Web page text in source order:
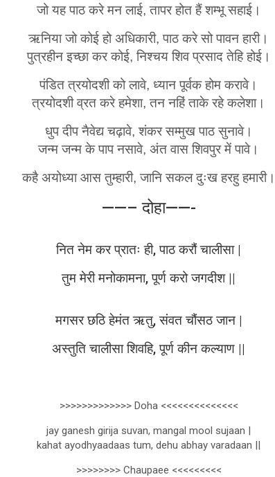
जो यह पाठ करे मन लाई, तापर होत हैं शम्भू सहाई।
ऋनिया जो कोई हो अधिकारी, पाठ करे सो पावन हारी।
पुत्रहीन इच्छा कर कोई, निश्चय शिव प्रसाद तेहि होई।
पंडित त्रयोदशी को लावे, ध्यान पूर्वक होम करावे।
त्रयोदशी व्रत करे हमेशा, तन नहिं ताके रहे कलेशा।
धुप दीप नैवेद्य चढ़ावे, शंकर सम्मुख पाठ सुनावे।
जन्म जन्म के पाप नसावे, अंत वास शिवपुर में पावे।
कहै अयोध्या आस तुम्हारी, जानि सकल दुःख हरहु हमारी।
——– दोहा——-
नित नेम कर प्रातः ही, पाठ करौं चालीसा |
तुम मेरी मनोकामना, पूर्ण करो जगदीश ||
मगसर छठि हेमंत ऋतु, संवत चौंसठ जान |
अस्तुति चालीसा शिवहि, पूर्ण कीन कल्याण ||
>>>>>>>>>>>>> Doha <<<<<<<<<<<<<<
jay ganesh girija suvan, mangal mool sujaan |
kahat ayodhyaadaas tum, dehu abhay varadaan ||
>>>>>>>> Chaupaee <<<<<<<<<